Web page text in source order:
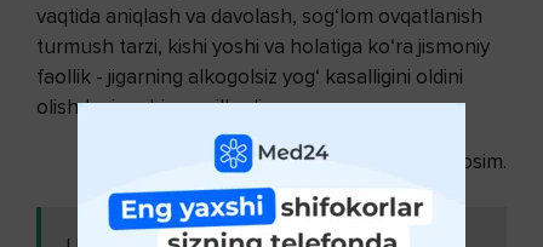
vaqtida aniqlash va davolash, sog‘lom ovqatlanish
turmush tarzi, kishi yoshi va holatiga ko‘ra jismoniy
faollik - jigarning alkogolsiz yog‘ kasalligini oldini
olishdagi muhim omillardir.
© Jamolxon o‘g‘li Mubashshir Qosim.